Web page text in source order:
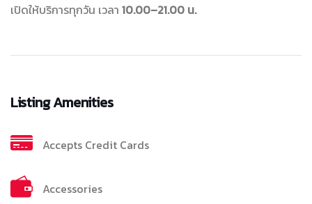
เปิดให้บริการทุกวัน เวลา 10.00–21.00 น.
Listing Amenities
Accepts Credit Cards
Accessories